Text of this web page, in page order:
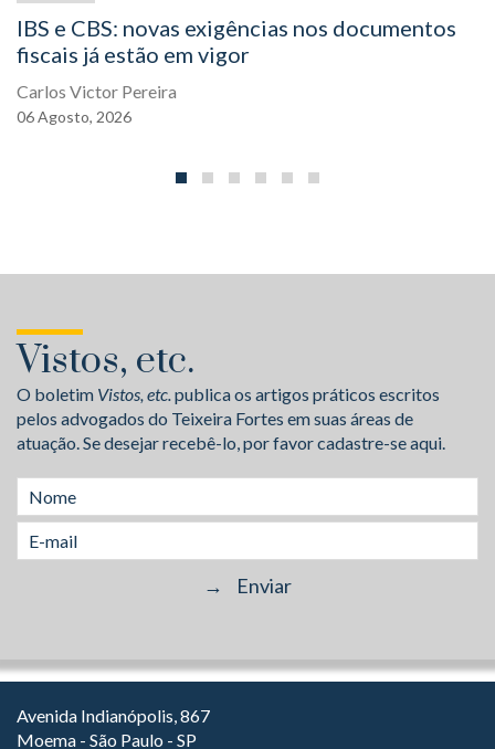
IBS e CBS: novas exigências nos documentos
fiscais já estão em vigor
Carlos Victor Pereira
06Agosto, 2026
Vistos, etc.
O boletim Vistos, etc.publica os artigos práticos escritos
pelos advogados do Teixeira Fortes em suas áreas de
atuação. Se desejar recebê-lo, por favor cadastre-se aqui.
Avenida Indianópolis, 867
Moema - São Paulo - SP